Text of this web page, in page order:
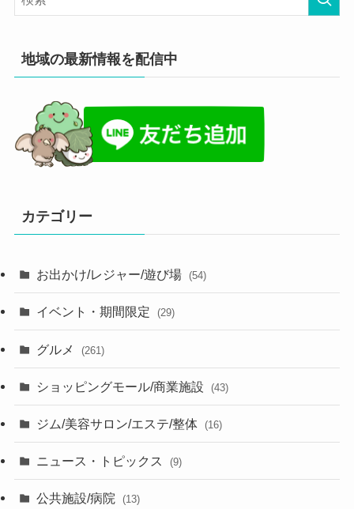
地域の最新情報を配信中
カテゴリー
お出かけ/レジャー/遊び場 (54)
イベント・期間限定 (29)
グルメ (261)
ショッピングモール/商業施設 (43)
ジム/美容サロン/エステ/整体 (16)
ニュース・トピックス (9)
公共施設/病院 (13)